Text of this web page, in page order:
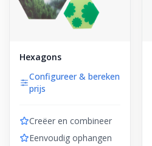
Hexagons
Configureer & bereken
prijs
Creëer en combineer
Eenvoudig ophangen